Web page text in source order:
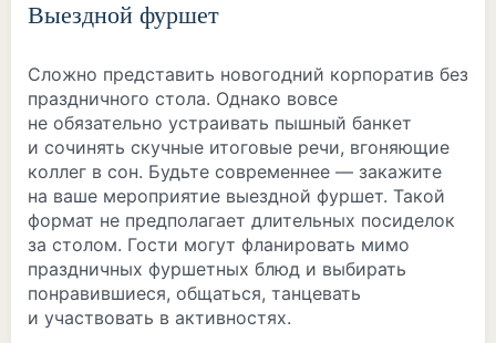
Выездной фуршет
Сложно представить новогодний корпоратив без
праздничного стола. Однако вовсе
не обязательно устраивать пышный банкет
и сочинять скучные итоговые речи, вгоняющие
коллег в сон. Будьте современнее — закажите
на ваше мероприятие выездной фуршет. Такой
формат не предполагает длительных посиделок
за столом. Гости могут фланировать мимо
праздничных фуршетных блюд и выбирать
понравившиеся, общаться, танцевать
и участвовать в активностях.